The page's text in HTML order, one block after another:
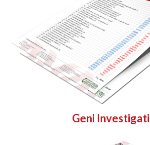
Geni Investigati